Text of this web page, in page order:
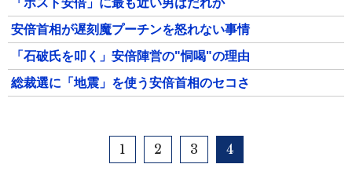
「ポスト安倍」に最も近い男はだれか
安倍首相が遅刻魔プーチンを怒れない事情
「石破氏を叩く」安倍陣営の"恫喝"の理由
総裁選に「地震」を使う安倍首相のセコさ
1 2 3 4